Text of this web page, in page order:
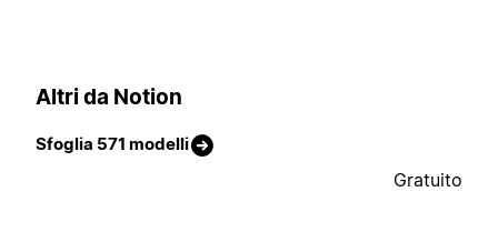
Altri da Notion
Sfoglia 571 modelli
Gratuito